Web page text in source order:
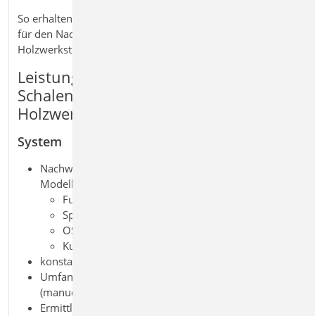
So erhalten Sie eine flexible und praxisgerechte Lösung
für den Nachweis von Flächentragwerken aus
Holzwerkstoffen im 3D FE‑Modell.
Leistungsmerkmale M343.de
Schalentragwerke, Faltwerke aus
Holzwerkstoff
System
Nachweis von Platten aus Holzwerkstoffen in 2D-
Modellen
Furnierschichtholz
Sperrholz
OSB-Platten
Kunstharzgebundene Spanplatten
konstante oder veränderliche Dicke
Umfangreiche Sammlung von Holzwerkstoffen
(manuell erweiterbar über Projekt-Stammdaten)
Ermittlung der Materialsteifigkeiten (automatisch)